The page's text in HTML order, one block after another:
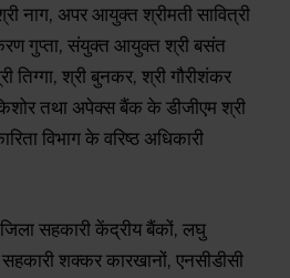
नाग, अपर आयुक्त श्रीमती सावित्री
गुप्ता, संयुक्त आयुक्त श्री बसंत
श्री बुनकर, श्री गौरीशंकर
तथा अपेक्स बैंक के डीजीएम श्री
विभाग के वरिष्ठ अधिकारी
सहकारी केंद्रीय बैंकों, लघु
शक्कर कारखानों, एनसीडीसी